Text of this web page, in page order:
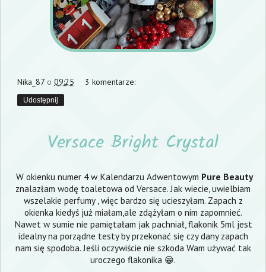
Nika_87 o 09:25 3 komentarze:
Udostępnij
Versace Bright Crystal
W okienku numer 4 w Kalendarzu Adwentowym Pure Beauty
znalazłam wodę toaletowa od Versace. Jak wiecie, uwielbiam
wszelakie perfumy , więc bardzo się ucieszyłam. Zapach z
okienka kiedyś już miałam,ale zdążyłam o nim zapomnieć.
Nawet w sumie nie pamiętałam jak pachniał, flakonik 5ml jest
idealny na porządne testy by przekonać się czy dany zapach
nam się spodoba. Jeśli oczywiście nie szkoda Wam używać tak
uroczego flakonika 😁.